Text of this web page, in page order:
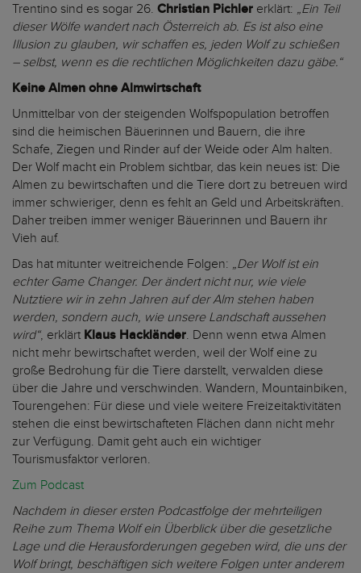
Trentino sind es sogar 26. Christian Pichler erklärt: „Ein Teil
dieser Wölfe wandert nach Österreich ab. Es ist also eine
Illusion zu glauben, wir schaffen es, jeden Wolf zu schießen
– selbst, wenn es die rechtlichen Möglichkeiten dazu gäbe.“
Keine Almen ohne Almwirtschaft
Unmittelbar von der steigenden Wolfspopulation betroffen
sind die heimischen Bäuerinnen und Bauern, die ihre
Schafe, Ziegen und Rinder auf der Weide oder Alm halten.
Der Wolf macht ein Problem sichtbar, das kein neues ist: Die
Almen zu bewirtschaften und die Tiere dort zu betreuen wird
immer schwieriger, denn es fehlt an Geld und Arbeitskräften.
Daher treiben immer weniger Bäuerinnen und Bauern ihr
Vieh auf.
Das hat mitunter weitreichende Folgen: „Der Wolf ist ein
echter Game Changer. Der ändert nicht nur, wie viele
Nutztiere wir in zehn Jahren auf der Alm stehen haben
werden, sondern auch, wie unsere Landschaft aussehen
wird“, erklärt Klaus Hackländer. Denn wenn etwa Almen
nicht mehr bewirtschaftet werden, weil der Wolf eine zu
große Bedrohung für die Tiere darstellt, verwalden diese
über die Jahre und verschwinden. Wandern, Mountainbiken,
Tourengehen: Für diese und viele weitere Freizeitaktivitäten
stehen die einst bewirtschafteten Flächen dann nicht mehr
zur Verfügung. Damit geht auch ein wichtiger
Tourismusfaktor verloren.
Zum Podcast
Nachdem in dieser ersten Podcastfolge der mehrteiligen
Reihe zum Thema Wolf ein Überblick über die gesetzliche
Lage und die Herausforderungen gegeben wird, die uns der
Wolf bringt, beschäftigen sich weitere Folgen unter anderem